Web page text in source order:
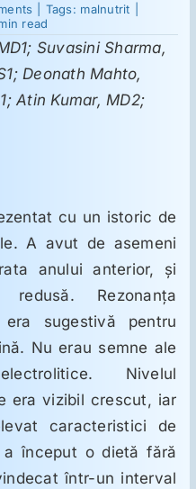
on
Mielinoliză
pontină,
manifestată
cu
tremor
la
Tags: malnutrit
read
Suvasini Sharma,
Deonath Mahto,
Atin Kumar, MD2;
cu un istoric de
A avut de asemeni
anului anterior, şi
Rezonanţa
sugestivă pentru
Nu erau semne ale
Nivelul
era vizibil crescut, iar
caracteristici de
a început o dietă fără
într-un interval